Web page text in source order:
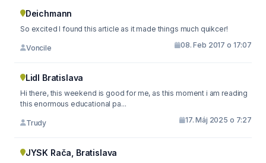
Deichmann
So excited I found this article as it made things much quikcer!
Voncile 08. Feb 2017 o 17:07
Lidl Bratislava
Hi there, this weekend is good for me, as this moment i am reading
this enormous educational pa...
Trudy 17. Máj 2025 o 7:27
JYSK Rača, Bratislava